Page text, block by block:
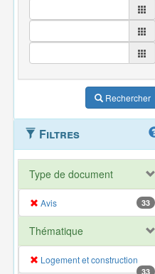
Rechercher
Filtres
Type de document
Avis 33
Thématique
Logement et construction
33